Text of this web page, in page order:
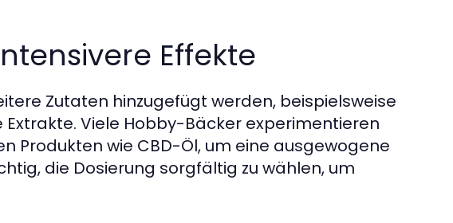
Effekte
Zutaten hinzugefügt werden, beispielsweise
Extrakte. Viele Hobby-Bäcker experimentieren
Produkten wie CBD-Öl, um eine ausgewogene
die Dosierung sorgfältig zu wählen, um